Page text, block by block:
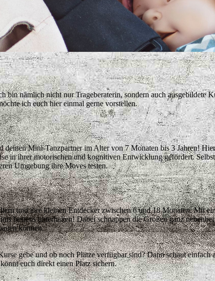
bin nämlich nicht nur Trageberaterin, sondern auch ausgebildete
ich euch hier einmal gerne vorstellen.
Mini-Tanzpartner im Alter von 7 Monaten bis 3 Jahren!
in ihrer motorischen und kognitiven Entwicklung gefördert.
Umgebung ihre Moves testen.
und ihre kleinen Entdecker zwischen 6 und 18 Monaten. Mit
bestens unterhalten! Dabei schnappen die Großen ganz
können.
gebe und ob noch Plätze verfügbar sind? Dann schaut
euch direkt einen Platz sichern.